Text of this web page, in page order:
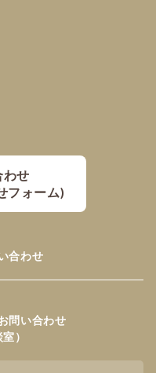
わせ
フォーム)
合わせ
問い合わせ
）